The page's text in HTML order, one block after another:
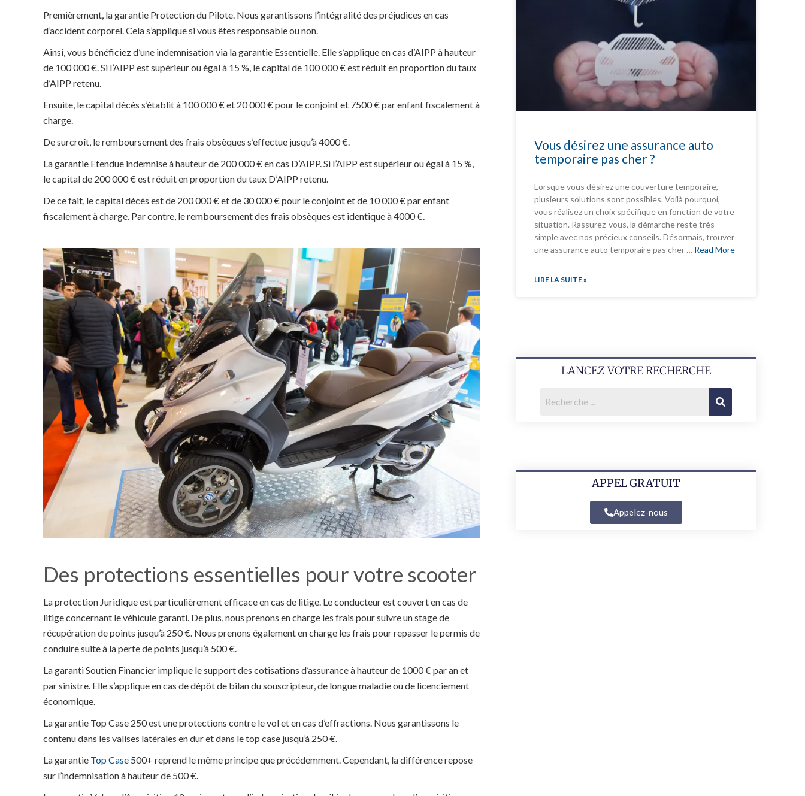
Premièrement, la garantie Protection du Pilote. Nous garantissons l’intégralité des préjudices en cas
d’accident corporel. Cela s’applique si vous êtes responsable ou non.
Ainsi, vous bénéficiez d’une indemnisation via la garantie Essentielle. Elle s’applique en cas d’AIPP à hauteur
de 100 000 €. Si l’AIPP est supérieur ou égal à 15 %, le capital de 100 000 € est réduit en proportion du taux
d’AIPP retenu.
Ensuite, le capital décès s’établit à 100 000 € et 20 000 € pour le conjoint et 7500 € par enfant fiscalement à
charge.
De surcroît, le remboursement des frais obsèques s’effectue jusqu’à 4000 €.
La garantie Etendue indemnise à hauteur de 200 000 € en cas D’AIPP. Si l’AIPP est supérieur ou égal à 15 %,
le capital de 200 000 € est réduit en proportion du taux D’AIPP retenu.
De ce fait, le capital décès est de 200 000 € et de 30 000 € pour le conjoint et de 10 000 € par enfant
fiscalement à charge. Par contre, le remboursement des frais obsèques est identique à 4000 €.
Des protections essentielles pour votre scooter
La protection Juridique est particulièrement efficace en cas de litige. Le conducteur est couvert en cas de
litige concernant le véhicule garanti. De plus, nous prenons en charge les frais pour suivre un stage de
récupération de points jusqu’à 250 €. Nous prenons également en charge les frais pour repasser le permis de
conduire suite à la perte de points jusqu’à 500 €.
La garanti Soutien Financier implique le support des cotisations d’assurance à hauteur de 1000 € par an et
par sinistre. Elle s’applique en cas de dépôt de bilan du souscripteur, de longue maladie ou de licenciement
économique.
La garantie Top Case 250 est une protections contre le vol et en cas d’effractions. Nous garantissons le
contenu dans les valises latérales en dur et dans le top case jusqu’à 250 €.
La garantie Top Case 500+ reprend le même principe que précédemment. Cependant, la différence repose
sur l’indemnisation à hauteur de 500 €.
Vous désirez une assurance auto
temporaire pas cher ?
Lorsque vous désirez une couverture temporaire,
plusieurs solutions sont possibles. Voilà pourquoi,
vous réalisez un choix spécifique en fonction de votre
situation. Rassurez-vous, la démarche reste très
simple avec nos précieux conseils. Désormais, trouver
une assurance auto temporaire pas cher … Read More
LIRE LA SUITE »
LANCEZ VOTRE RECHERCHE
APPEL GRATUIT
Appelez-nous